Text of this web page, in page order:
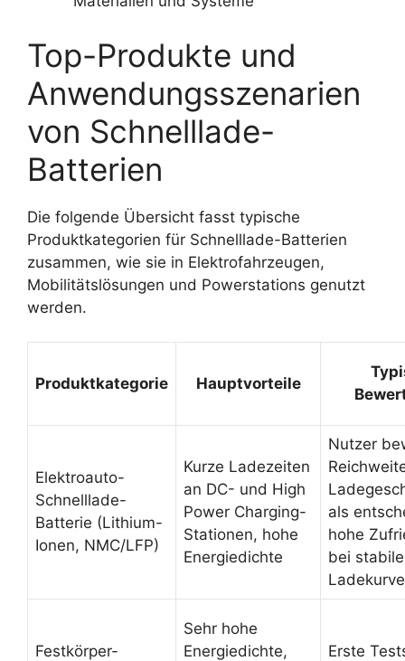
Top-Produkte und
Anwendungsszenarien
von Schnelllade-
Batterien
Die folgende Übersicht fasst typische
Produktkategorien für Schnelllade-Batterien
zusammen, wie sie in Elektrofahrzeugen,
Mobilitätslösungen und Powerstations genutzt
werden.
Produktkategorie Hauptvorteile
Elektroauto-
Schnelllade-
Batterie (Lithium-
Ionen, NMC/LFP)
Kurze Ladezeiten
an DC- und High
Power Charging-
Stationen, hohe
Energiedichte
Nutzer
als
hohe
bei
Festkörper-
Sehr hohe
Energiedichte,
Erste